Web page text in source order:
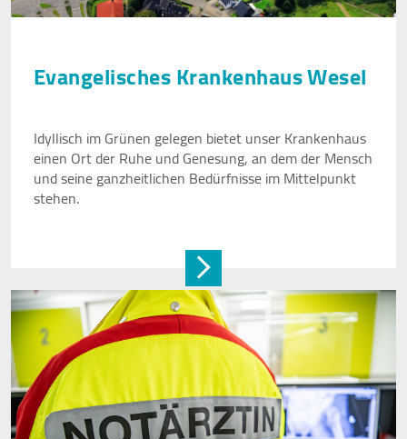
Evangelisches Krankenhaus Wesel
Idyllisch im Grünen gelegen bietet unser Krankenhaus
einen Ort der Ruhe und Genesung, an dem der Mensch
und seine ganzheitlichen Bedürfnisse im Mittelpunkt
stehen.
Felix Burda Stiftung